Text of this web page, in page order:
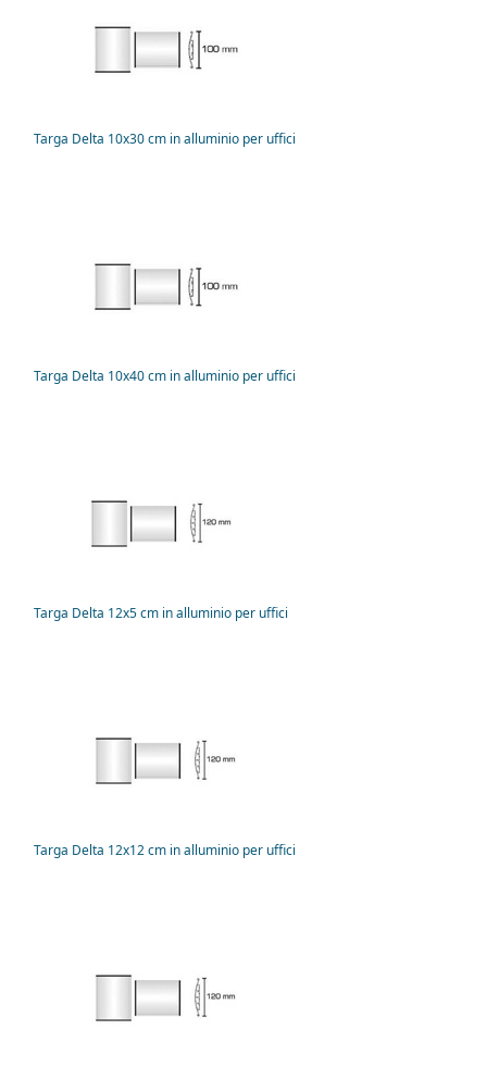
Targa Delta 10x30 cm in alluminio per uffici
Targa Delta 10x40 cm in alluminio per uffici
Targa Delta 12x5 cm in alluminio per uffici
Targa Delta 12x12 cm in alluminio per uffici